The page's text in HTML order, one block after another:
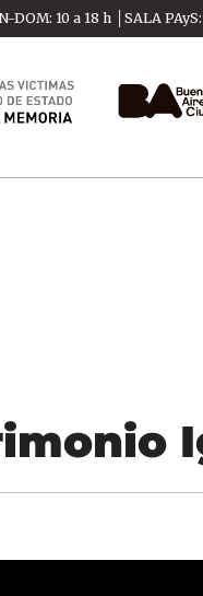
DOM: 10 a 18 h │SALA